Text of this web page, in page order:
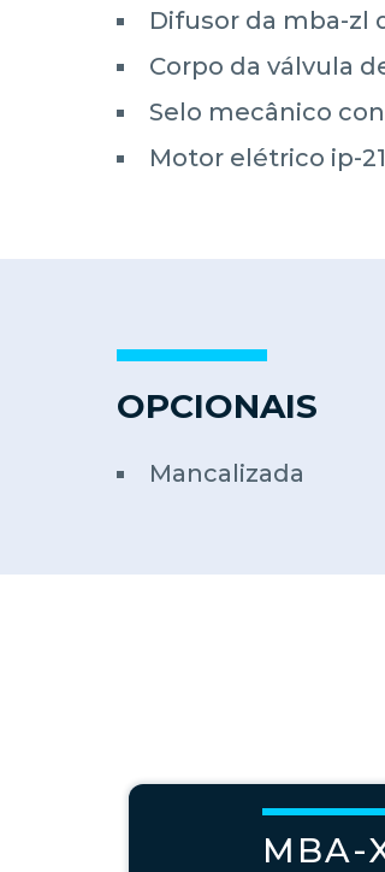
Difusor da mba-zl
Corpo da válvula
Selo mecânico
Motor elétrico ip-
OPCIONAIS
Mancalizada
MBA-